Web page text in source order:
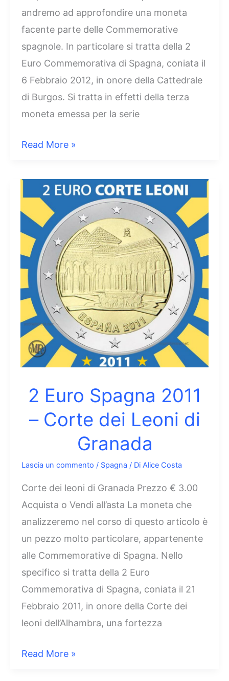
andremo ad approfondire una moneta
facente parte delle Commemorative
spagnole. In particolare si tratta della 2
Euro Commemorativa di Spagna, coniata il
6 Febbraio 2012, in onore della Cattedrale
di Burgos. Si tratta in effetti della terza
moneta emessa per la serie
2
Spagna
2012
–
Cattedrale
Burgos
Read More »
2 Euro Spagna 2011
– Corte dei Leoni di
Granada
Lascia un commento / Spagna / Di Alice Costa
Corte dei leoni di Granada Prezzo € 3.00
Acquista o Vendi all’asta La moneta che
analizzeremo nel corso di questo articolo è
un pezzo molto particolare, appartenente
alle Commemorative di Spagna. Nello
specifico si tratta della 2 Euro
Commemorativa di Spagna, coniata il 21
Febbraio 2011, in onore della Corte dei
leoni dell’Alhambra, una fortezza
2
Read More »